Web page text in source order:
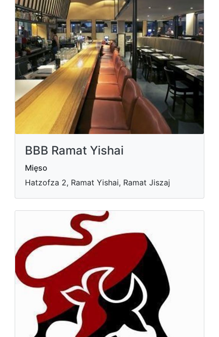
BBB Ramat Yishai
Mięso
Hatzofza 2, Ramat Yishai, Ramat Jiszaj